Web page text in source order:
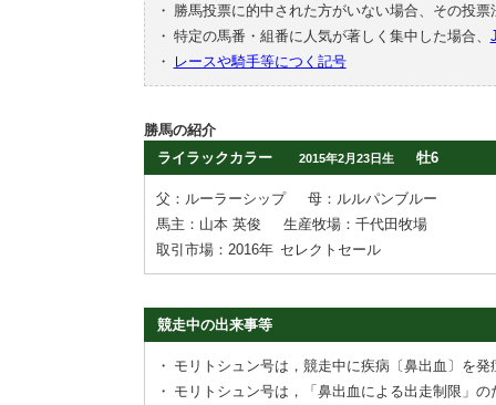
・
勝馬投票に的中された方がいない場合、その投
・ 特定の馬番・組番に人気が著しく集中した場合、
・
レースや騎手等につく記号
勝馬の紹介
ライラックカラー
2015年2月23日生 牡6
父：ルーラーシップ
母：ルルパンブルー
馬主：山本 英俊
生産牧場：千代田牧場
取引市場：2016年 セレクトセール
競走中の出来事等
・ モリトシュン号は，競走中に疾病〔鼻出血〕を発
・ モリトシュン号は，「鼻出血による出走制限」